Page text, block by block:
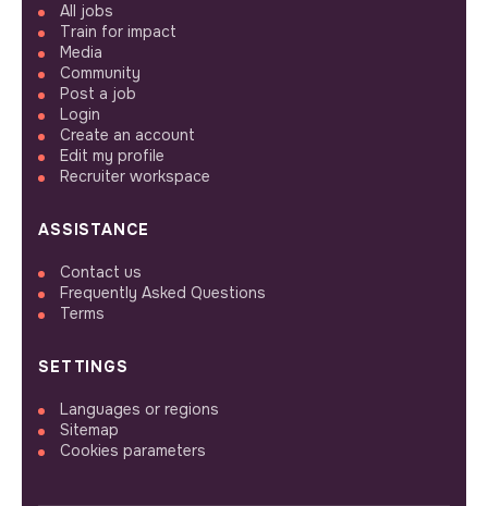
All jobs
Train for impact
Media
Community
Post a job
Login
Create an account
Edit my profile
Recruiter workspace
ASSISTANCE
Contact us
Frequently Asked Questions
Terms
SETTINGS
Languages or regions
Sitemap
Cookies parameters